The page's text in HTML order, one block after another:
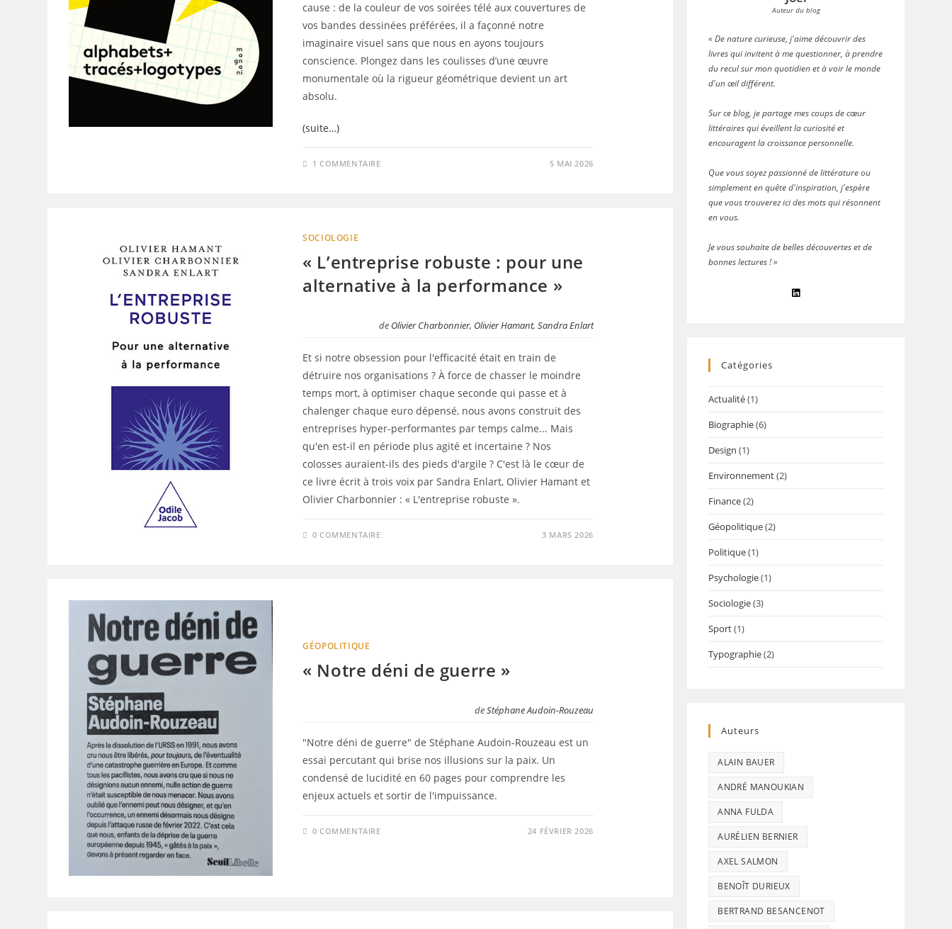
cause : de la couleur de vos soirées télé aux couvertures de
vos bandes dessinées préférées, il a façonné notre
imaginaire visuel sans que nous en ayons toujours
conscience. Plongez dans les coulisses d’une œuvre
monumentale où la rigueur géométrique devient un art
absolu.
(suite…)
1 COMMENTAIRE 5 MAI 2026
SOCIOLOGIE
« L’entreprise robuste : pour une
alternative à la performance »
de Olivier Charbonnier, Olivier Hamant, Sandra Enlart
Et si notre obsession pour l'efficacité était en train de
détruire nos organisations ? À force de chasser le moindre
temps mort, à optimiser chaque seconde qui passe et à
chalenger chaque euro dépensé, nous avons construit des
entreprises hyper-performantes par temps calme... Mais
qu'en est-il en période plus agité et incertaine ? Nos
colosses auraient-ils des pieds d'argile ? C'est là le cœur de
ce livre écrit à trois voix par Sandra Enlart, Olivier Hamant et
Olivier Charbonnier : « L'entreprise robuste ».
0 COMMENTAIRE 3 MARS 2026
GÉOPOLITIQUE
« Notre déni de guerre »
deStéphane Audoin-Rouzeau
"Notre déni de guerre" de Stéphane Audoin-Rouzeau est un
essai percutant qui brise nos illusions sur la paix. Un
condensé de lucidité en 60 pages pour comprendre les
enjeux actuels et sortir de l'impuissance.
0 COMMENTAIRE 24 FÉVRIER 2026
Auteur du blog
« De nature curieuse, j'aime découvrir des
livres qui invitent à me questionner, à prendre
du recul sur mon quotidien et à voir le monde
d'un œil différent.
Sur ce blog, je partage mes coups de cœur
littéraires qui éveillent la curiosité et
encouragent la croissance personnelle.
Que vous soyez passionné de littérature ou
simplement en quête d'inspiration, j'espère
que vous trouverez ici des mots qui résonnent
en vous.
Je vous souhaite de belles découvertes et de
bonnes lectures ! »
Catégories
Actualité(1)
Biographie(6)
Design (1)
Environnement(2)
Finance(2)
Géopolitique(2)
Politique(1)
Psychologie(1)
Sociologie(3)
Sport(1)
Typographie(2)
Auteurs
ALAIN BAUER
ANDRÉ MANOUKIAN
ANNA FULDA
AURÉLIEN BERNIER
AXEL SALMON
BENOÎT DURIEUX
BERTRAND BESANCENOT